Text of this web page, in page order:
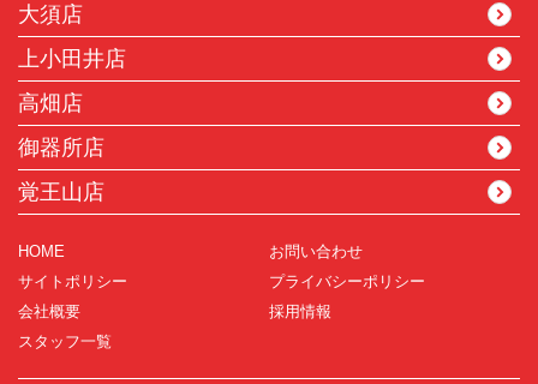
大須店
上小田井店
高畑店
御器所店
覚王山店
HOME
お問い合わせ
サイトポリシー
プライバシーポリシー
会社概要
採用情報
スタッフ一覧